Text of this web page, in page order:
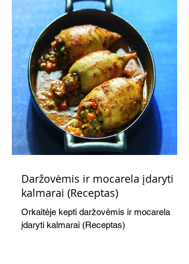
Daržovėmis ir mocarela įdaryti
kalmarai (Receptas)
Orkaitėje kepti daržovėmis ir mocarela
įdaryti kalmarai (Receptas)